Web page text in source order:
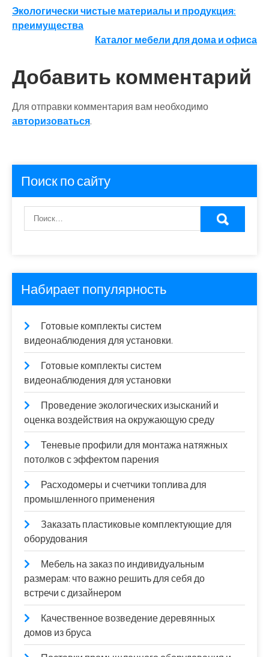
Навигация
по
Экологически чистые материалы и продукция:
преимущества
Каталог мебели для дома и офиса
Добавить комментарий
Для отправки комментария вам необходимо
авторизоваться.
Поиск по сайту
Набирает популярность
Готовые комплекты систем
видеонаблюдения для установки.
Готовые комплекты систем
видеонаблюдения для установки
Проведение экологических изысканий и
оценка воздействия на окружающую среду
Теневые профили для монтажа натяжных
потолков с эффектом парения
Расходомеры и счетчики топлива для
промышленного применения
Заказать пластиковые комплектующие для
оборудования
Мебель на заказ по индивидуальным
размерам: что важно решить для себя до
встречи с дизайнером
Качественное возведение деревянных
домов из бруса